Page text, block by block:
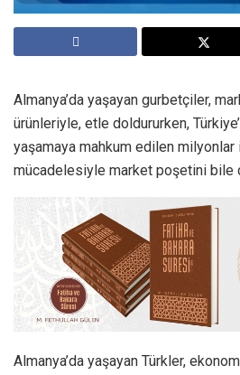
Almanya’da yaşayan gurbetçiler,
ürünleriyle, etle doldururken,
yaşamaya mahkum edilen
mücadelesiyle market poşetini bile
Almanya’da yaşayan Türkler,